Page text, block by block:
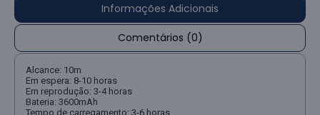
Informações Adicionais
Comentários (0)
Alcance: 10m
Em espera: 8-10 horas
Em reprodução: 3-4 horas
Bateria: 3600mAh
Tempo de carregamento: 3-6 horas